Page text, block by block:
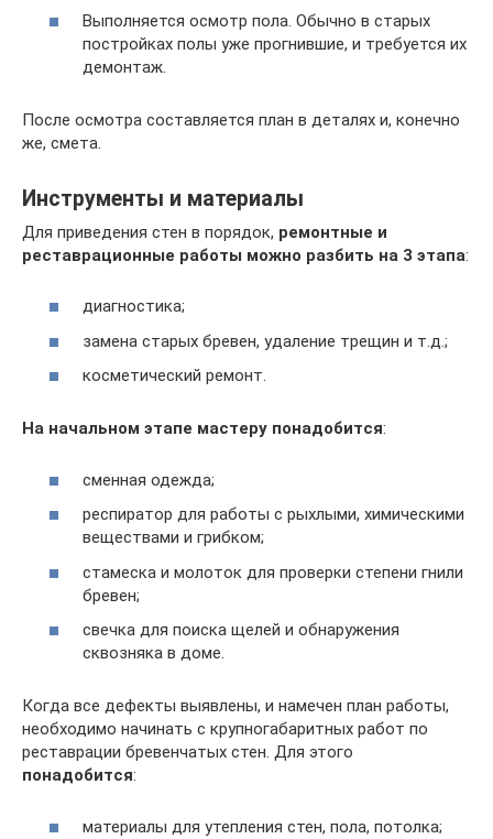
Выполняется осмотр пола. Обычно в старых
постройках полы уже прогнившие, и требуется их
демонтаж.
После осмотра составляется план в деталях и, конечно
же, смета.
Инструменты и материалы
Для приведения стен в порядок, ремонтные и
реставрационные работы можно разбить на 3 этапа:
диагностика;
замена старых бревен, удаление трещин и т.д.;
косметический ремонт.
На начальном этапе мастеру понадобится:
сменная одежда;
респиратор для работы с рыхлыми, химическими
веществами и грибком;
стамеска и молоток для проверки степени гнили
бревен;
свечка для поиска щелей и обнаружения
сквозняка в доме.
Когда все дефекты выявлены, и намечен план работы,
необходимо начинать с крупногабаритных работ по
реставрации бревенчатых стен. Для этого
понадобится:
материалы для утепления стен, пола, потолка;